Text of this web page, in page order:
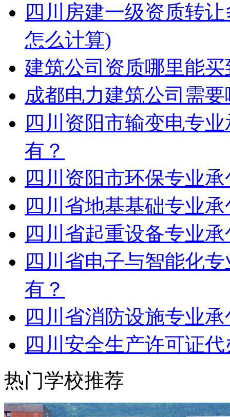
四川房建一级资质转
怎么计算)
建筑公司资质哪里能
成都电力建筑公司需
四川资阳市输变电专
有？
四川资阳市环保专业
四川省地基基础专业
四川省起重设备专业
四川省电子与智能化
有？
四川省消防设施专业
四川安全生产许可证代
热门学校推荐